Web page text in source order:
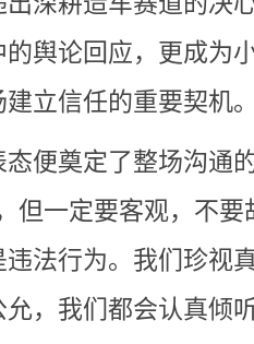
舆论回应，更成为
立信任的重要契机
便奠定了整场沟通
但一定要客观，不要
法行为。我们珍视
，我们都会认真倾